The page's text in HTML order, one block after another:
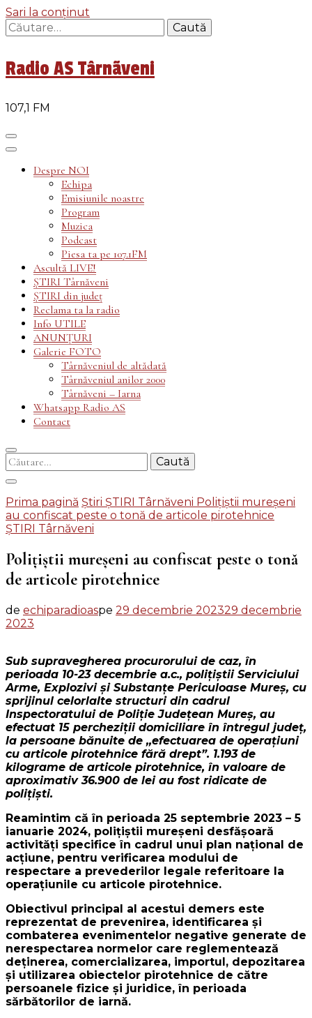
Sari la conținut
Caută
după:
Radio AS Târnãveni
107,1 FM
Despre NOI
Echipa
Emisiunile noastre
Program
Muzica
Podcast
Piesa ta pe 107.1FM
Ascultă LIVE!
ȘTIRI Târnăveni
ȘTIRI din județ
Reclama ta la radio
Info UTILE
ANUNȚURI
Galerie FOTO
Târnăveniul de altădată
Târnăveniul anilor 2000
Târnăveni – Iarna
Whatsapp Radio AS
Contact
Caută
după:
Prima pagină Știri ȘTIRI Târnăveni Polițiștii mureșeni
au confiscat peste o tonă de articole pirotehnice
ȘTIRI Târnăveni
Polițiștii mureșeni au confiscat peste o tonă
de articole pirotehnice
de echiparadioaspe 29 decembrie 202329 decembrie
2023
Sub supravegherea procurorului de caz, în
perioada 10-23 decembrie a.c., polițiștii Serviciului
Arme, Explozivi și Substanțe Periculoase Mureș, cu
sprijinul celorlalte structuri din cadrul
Inspectoratului de Poliție Județean Mureș, au
efectuat 15 percheziții domiciliare în întregul județ,
la persoane bănuite de ,,efectuarea de operațiuni
cu articole pirotehnice fără drept”. 1.193 de
kilograme de articole pirotehnice, în valoare de
aproximativ 36.900 de lei au fost ridicate de
polițiști.
Reamintim că în perioada 25 septembrie 2023 – 5
ianuarie 2024, polițiștii mureșeni desfășoară
activități specifice în cadrul unui plan național de
acțiune, pentru verificarea modului de
respectare a prevederilor legale referitoare la
operațiunile cu articole pirotehnice.
Obiectivul principal al acestui demers este
reprezentat de prevenirea, identificarea şi
combaterea evenimentelor negative generate de
nerespectarea normelor care reglementează
deţinerea, comercializarea, importul, depozitarea
şi utilizarea obiectelor pirotehnice de către
persoanele fizice şi juridice, în perioada
sărbătorilor de iarnă.